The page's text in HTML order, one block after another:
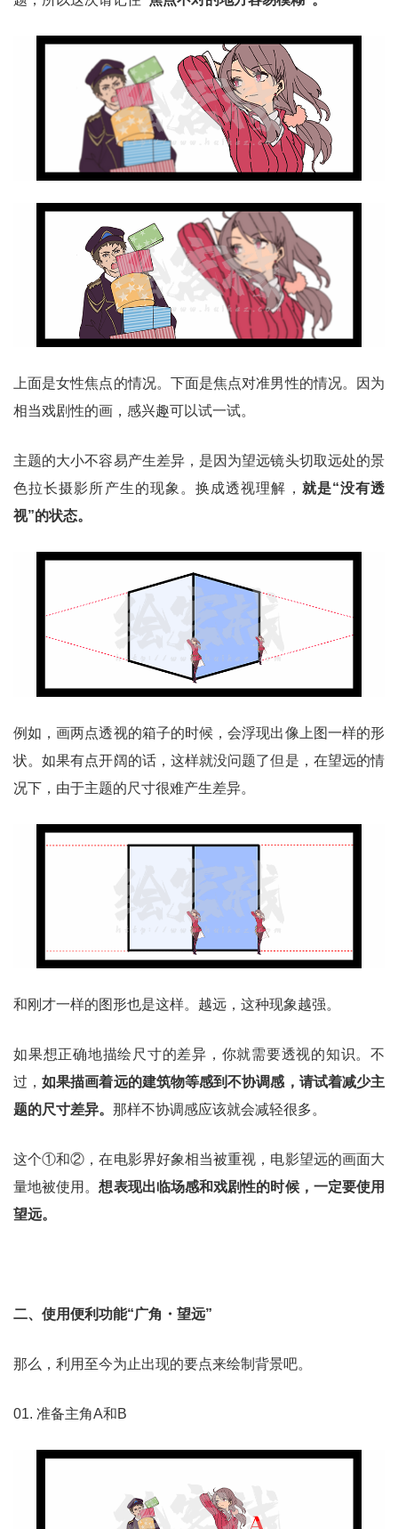
上面是女性焦点的情况。下面是焦点对准男性的情况。因为
相当戏剧性的画，感兴趣可以试一试。
主题的大小不容易产生差异，是因为望远镜头切取远处的景
色拉长摄影所产生的现象。换成透视理解， 就是“没有透
视”的状态。
例如，画两点透视的箱子的时候，会浮现出像上图一样的形
状。如果有点开阔的话，这样就没问题了但是，在望远的情
况下，由于主题的尺寸很难产生差异。
和刚才一样的图形也是这样。越远，这种现象越强。
如果想正确地描绘尺寸的差异，你就需要透视的知识。不
过，如果描画着远的建筑物等感到不协调感，请试着减少主
题的尺寸差异。 那样不协调感应该就会减轻很多。
这个①和②，在电影界好象相当被重视，电影望远的画面大
量地被使用。想表现出临场感和戏剧性的时候，一定要使用
望远。
二、使用便利功能“广角・望远”
那么，利用至今为止出现的要点来绘制背景吧。
01. 准备主角A和B